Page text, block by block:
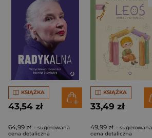
KSIĄŻKA
43,54 zł
64,99 zł - sugerowana
cena detaliczna
KSIĄŻKA
33,49 zł
49,99 zł - sugerowana
cena detaliczna